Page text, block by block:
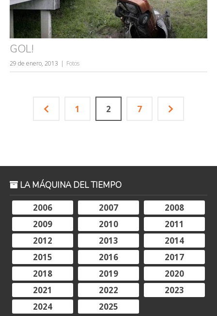
GOL!
29 de enero, 2013 Fotos
1 2 7
LA MÁQUINA DEL TIEMPO
2006
2007
2008
2009
2010
2011
2012
2013
2014
2015
2016
2017
2018
2019
2020
2021
2022
2023
2024
2025